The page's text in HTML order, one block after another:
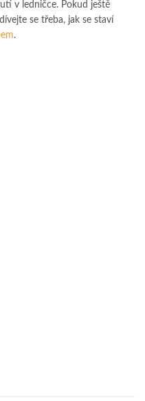
v ledničce. Pokud ještě
se třeba, jak se staví
.